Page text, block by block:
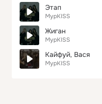
Этап
МурKISS
Жиган
МурKISS
Кайфуй, Вася
МурKISS